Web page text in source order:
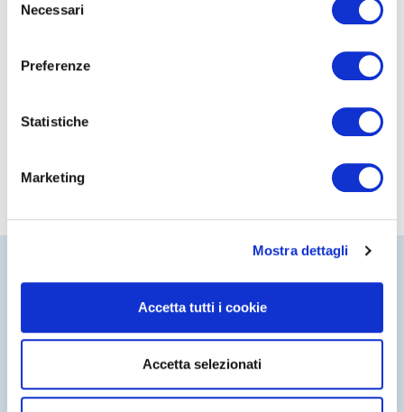
delNecessari
Preferenze
Statistiche
Marketing
Mostra dettagli
Accetta tutti i cookie
Accetta selezionati
Periodico Nedcommunity Reg. Tribunale di
Nedcommunity